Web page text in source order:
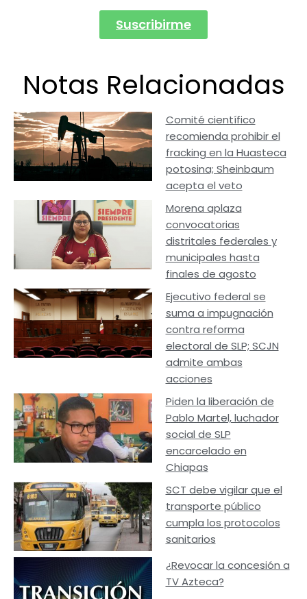
Suscribirme
Notas Relacionadas
Comité científico
recomienda prohibir el
fracking en la Huasteca
potosina; Sheinbaum
acepta el veto
Morena aplaza
convocatorias
distritales federales y
municipales hasta
finales de agosto
Ejecutivo federal se
suma a impugnación
contra reforma
electoral de SLP; SCJN
admite ambas
acciones
Piden la liberación de
Pablo Martel, luchador
social de SLP
encarcelado en
Chiapas
SCT debe vigilar que el
transporte público
cumpla los protocolos
sanitarios
¿Revocar la concesión a
TV Azteca?